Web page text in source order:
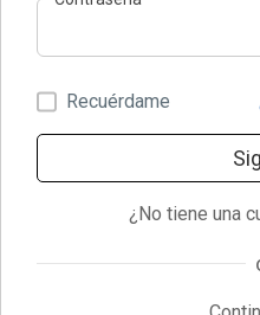
Recuérdame
¿No tiene una